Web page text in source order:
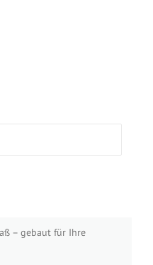
– gebaut für Ihre